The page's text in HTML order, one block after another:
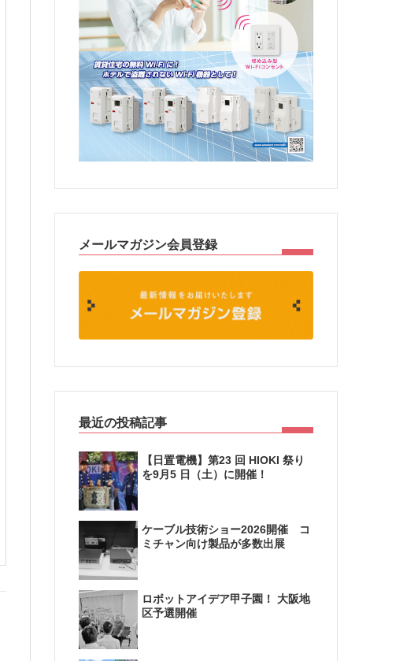
メールマガジン会員登録
最近の投稿記事
【日置電機】第23 回 HIOKI 祭り
を9月5 日（土）に開催！
ケーブル技術ショー2026開催 コ
ミチャン向け製品が多数出展
ロボットアイデア甲子園！ 大阪地
区予選開催